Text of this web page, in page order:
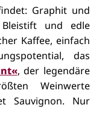
Graphit und
und edle
Kaffee, einfach
das
, der legendäre
Weinwerte
Sauvignon. Nur